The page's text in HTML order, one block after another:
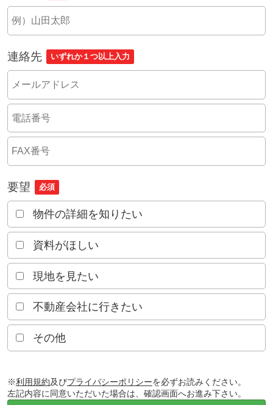
連絡先 いずれか１つ以上入力
要望 必須
物件の詳細を知りたい
資料がほしい
現地を見たい
不動産会社に行きたい
その他
※利用規約及びプライバシーポリシーを必ずお読みください。
左記内容に同意いただいた場合は、確認画面へお進み下さい。